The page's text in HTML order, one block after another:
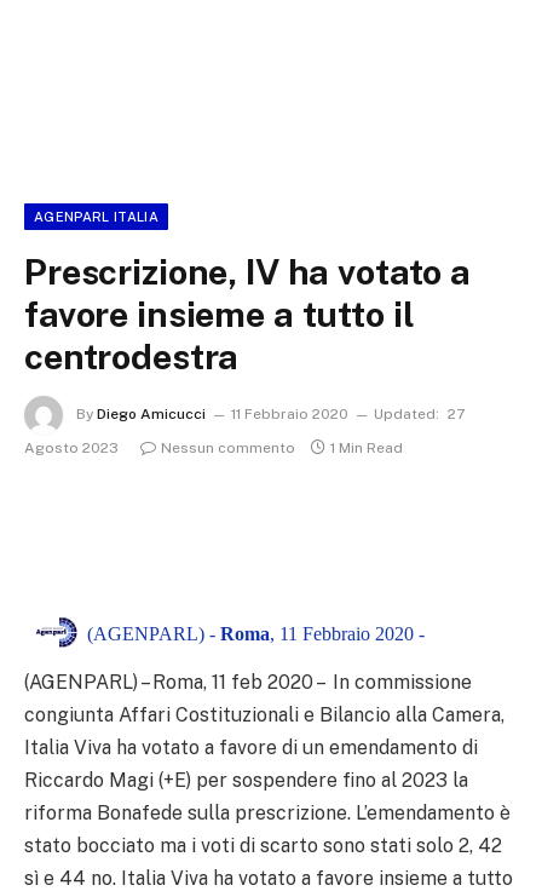
AGENPARL ITALIA
Prescrizione, IV ha votato a
favore insieme a tutto il
centrodestra
By Diego Amicucci 11 Febbraio 2020 Updated: 27
Agosto 2023
Nessun commento 1 Min Read
(AGENPARL) - Roma, 11 Febbraio 2020 -
(AGENPARL) – Roma, 11 feb 2020 – In commissione
congiunta Affari Costituzionali e Bilancio alla Camera,
Italia Viva ha votato a favore di un emendamento di
Riccardo Magi (+E) per sospendere fino al 2023 la
riforma Bonafede sulla prescrizione. L’emendamento è
stato bocciato ma i voti di scarto sono stati solo 2, 42
sì e 44 no. Italia Viva ha votato a favore insieme a tutto